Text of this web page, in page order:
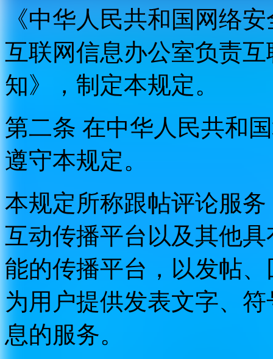
《中华人民共和国网络
互联网信息办公室负责
知》，制定本规定。
第二条 在中华人民共和
遵守本规定。
本规定所称跟帖评论服
互动传播平台以及其他
能的传播平台，以发帖
为用户提供发表文字、
息的服务。